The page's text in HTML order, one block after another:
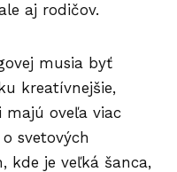
aj rodičov.
musia byť
kreatívnejšie,
majú oveľa viac
svetových
kde je veľká šanca,